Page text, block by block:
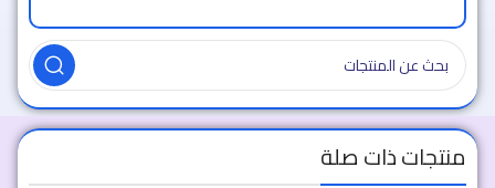
منتجات ذات صلة